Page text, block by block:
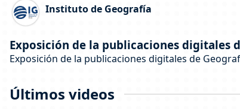
Instituto de Geografía
Exposición de la publicaciones digitales
Exposición de la publicaciones digitales de
Últimos videos